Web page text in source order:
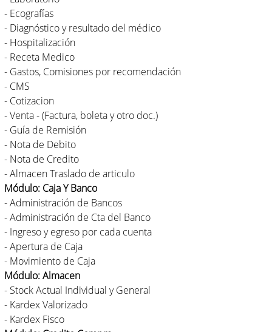
- Ecografías
- Diagnóstico y resultado del médico
- Hospitalización
- Receta Medico
- Gastos, Comisiones por recomendación
- CMS
- Cotizacion
- Venta - (Factura, boleta y otro doc.)
- Guía de Remisión
- Nota de Debito
- Nota de Credito
- Almacen Traslado de articulo
Módulo: Caja Y Banco
- Administración de Bancos
- Administración de Cta del Banco
- Ingreso y egreso por cada cuenta
- Apertura de Caja
- Movimiento de Caja
Módulo: Almacen
- Stock Actual Individual y General
- Kardex Valorizado
- Kardex Fisco